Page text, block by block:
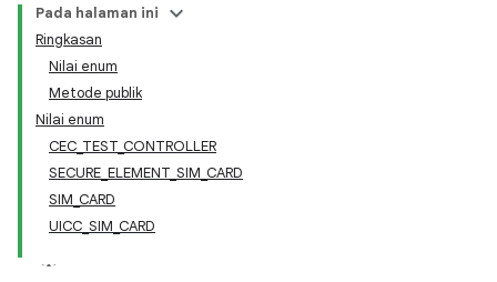
Pada halaman ini
Ringkasan
Nilai enum
Metode publik
Nilai enum
CEC_TEST_CONTROLLER
SECURE_ELEMENT_SIM_CARD
SIM_CARD
UICC_SIM_CARD